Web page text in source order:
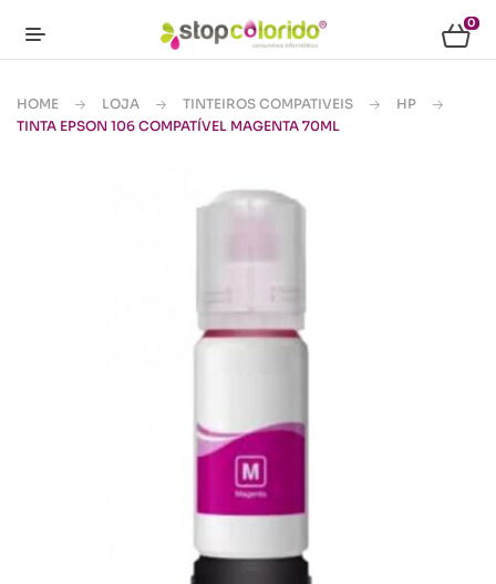
0
HOME LOJA TINTEIROS COMPATIVEIS
HP
TINTA EPSON 106 COMPATÍVEL MAGENTA 70ML